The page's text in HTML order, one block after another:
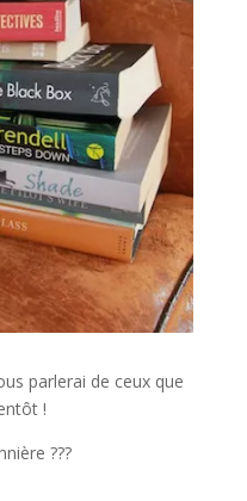
parlerai de ceux que
!
???